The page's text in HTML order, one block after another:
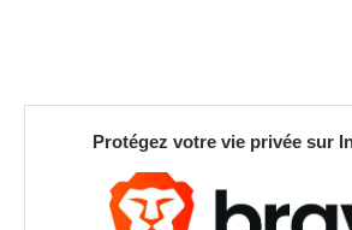
Protégez votre vie privée sur